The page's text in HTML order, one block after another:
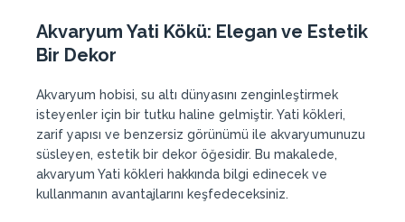
Akvaryum Yati Kökü: Elegan ve Estetik
Bir Dekor
Akvaryum hobisi, su altı dünyasını zenginleştirmek
isteyenler için bir tutku haline gelmiştir. Yati kökleri,
zarif yapısı ve benzersiz görünümü ile akvaryumunuzu
süsleyen, estetik bir dekor öğesidir. Bu makalede,
akvaryum Yati kökleri hakkında bilgi edinecek ve
kullanmanın avantajlarını keşfedeceksiniz.